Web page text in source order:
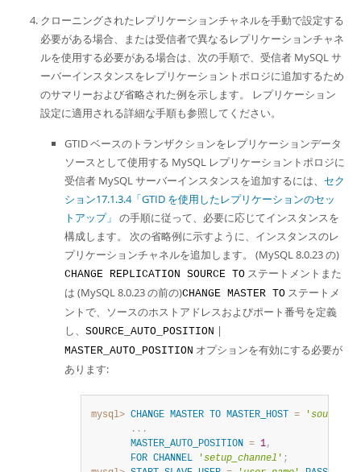
クローニングされたレプリケーションチャネルを手動で設定する
必要がある場合、または受信者で異なるレプリケーションチャネ
ルを使用する必要がある場合は、次の手順で、受信者 MySQL サ
ーバーインスタンスをレプリケーショントポロジに追加するため
のサマリーおよび省略された例を示します。 レプリケーション
設定に適用される詳細な手順も参照してください。
GTID ベースのトランザクションをレプリケーションデータ
ソースとして使用する MySQL レプリケーショントポロジに
受信者 MySQL サーバーインスタンスを追加するには、 セク
ション17.1.3.4「GTID を使用したレプリケーションのセッ
トアップ」 の手順に従って、必要に応じてインスタンスを
構成します。 次の省略例に示すように、インスタンスのレ
プリケーションチャネルを追加します。 (MySQL 8.0.23 の)
CHANGE REPLICATION SOURCE TO ステートメントまた
は (MySQL 8.0.23 の前の)CHANGE MASTER TO ステートメ
ントで、ソースのホストアドレスおよびポート番号を定義
し、 SOURCE_AUTO_POSITION |
MASTER_AUTO_POSITION オプションを有効にする必要が
あります:
mysql> CHANGE MASTER TO MASTER_HOST = '
. . .
MASTER_AUTO_POSITION = 1,
FOR CHANNEL 'setup_channel ' ;